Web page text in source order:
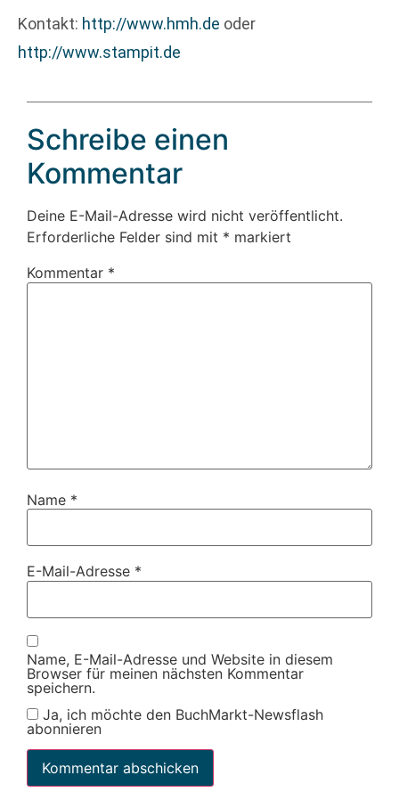
Kontakt: http://www.hmh.de oder
http://www.stampit.de
Schreibe einen
Kommentar
Deine E-Mail-Adresse wird nicht veröffentlicht.
Erforderliche Felder sind mit * markiert
Kommentar *
Name *
E-Mail-Adresse *
Name, E-Mail-Adresse und Website in diesem
Browser für meinen nächsten Kommentar
speichern.
Ja, ich möchte den BuchMarkt-Newsflash
abonnieren